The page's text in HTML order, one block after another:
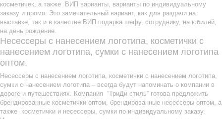
косметичек, а также ВИП варианты, варианты по индивидуальному
заказу и промо. Это замечательный вариант, как для раздачи на
выставке, так и в качестве ВИП подарка шефу, сотруднику, на юбилей,
на день рождение.
Несессеры с нанесением логотипа, косметички с
нанесением логотипа, сумки с нанесением логотипа
оптом.
Несессеры с нанесением логотипа, косметички с нанесением логотипа,
сумки с нанесением логотипа – всегда будут напоминать о компании в
дороге и путешествиях. Компания “ТриДи стиль” готова предложить
брендированные косметички оптом, брендированные несессеры оптом, а
также косметички и несессеры, сумки по индивидуальному заказу.